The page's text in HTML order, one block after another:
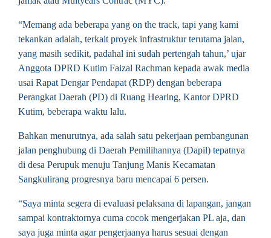
“Memang ada beberapa yang on the track, tapi yang kami
tekankan adalah, terkait proyek infrastruktur terutama jalan,
yang masih sedikit, padahal ini sudah pertengah tahun,’ ujar
Anggota DPRD Kutim Faizal Rachman kepada awak media
usai Rapat Dengar Pendapat (RDP) dengan beberapa
Perangkat Daerah (PD) di Ruang Hearing, Kantor DPRD
Kutim, beberapa waktu lalu.
Bahkan menurutnya, ada salah satu pekerjaan pembangunan
jalan penghubung di Daerah Pemilihannya (Dapil) tepatnya
di desa Perupuk menuju Tanjung Manis Kecamatan
Sangkulirang progresnya baru mencapai 6 persen.
“Saya minta segera di evaluasi pelaksana di lapangan, jangan
sampai kontraktornya cuma cocok mengerjakan PL aja, dan
saya juga minta agar pengerjaanya harus sesuai dengan